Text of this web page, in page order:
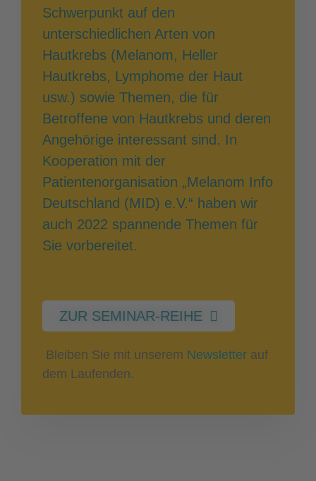
Schwerpunkt auf den
unterschiedlichen Arten von
Hautkrebs (Melanom, Heller
Hautkrebs, Lymphome der Haut
usw.) sowie Themen, die für
Betroffene von Hautkrebs und deren
Angehörige interessant sind. In
Kooperation mit der
Patientenorganisation „Melanom Info
Deutschland (MID) e.V.“ haben wir
auch 2022 spannende Themen für
Sie vorbereitet.
ZUR SEMINAR-REIHE
Bleiben Sie mit unserem Newsletter auf
dem Laufenden.